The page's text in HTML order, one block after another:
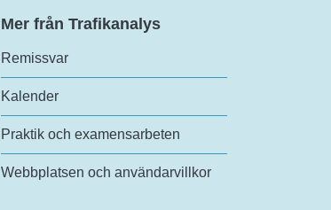
Mer från Trafikanalys
Remissvar
Kalender
Praktik och examensarbeten
Webbplatsen och användarvillkor